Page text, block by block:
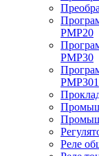
PMP20
PMP30
PMP301
Реле